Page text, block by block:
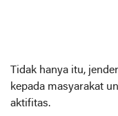
Tidak hanya itu,
kepada masyarakat
aktifitas.